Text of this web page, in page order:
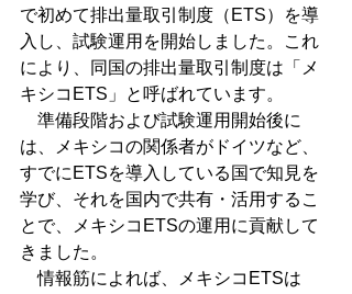
で初めて排出量取引制度（ETS）を導
入し、試験運用を開始しました。これ
により、同国の排出量取引制度は「メ
キシコETS」と呼ばれています。
準備段階および試験運用開始後に
は、メキシコの関係者がドイツなど、
すでにETSを導入している国で知見を
学び、それを国内で共有・活用するこ
とで、メキシコETSの運用に貢献して
きました。
情報筋によれば、メキシコETSは